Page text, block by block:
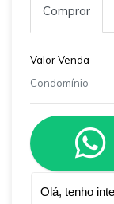
Comprar
Valor Venda
Condomínio